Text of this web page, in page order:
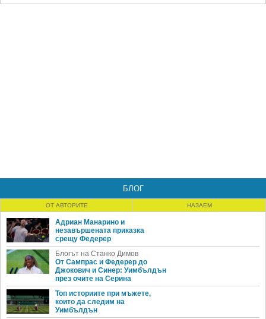
БЛОГ
ОТ АВТОРИТЕ НАЗАЕМ
Адриан Манарино и
незавършената приказка
срещу Федерер
Блогът на Станко Димов
От Сампрас и Федерер до
Джокович и Синер: Уимбълдън
през очите на Серина
Топ историите при мъжете,
които да следим на
Уимбълдън